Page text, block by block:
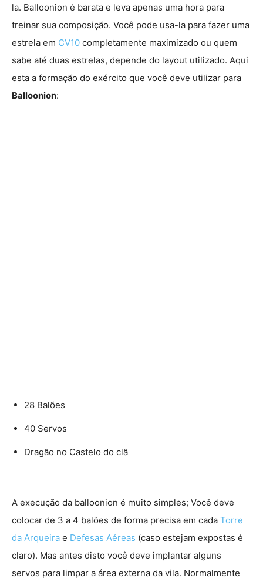
la. Balloonion é barata e leva apenas uma hora para
treinar sua composição. Você pode usa-la para fazer uma
estrela em CV10 completamente maximizado ou quem
sabe até duas estrelas, depende do layout utilizado. Aqui
esta a formação do exército que você deve utilizar para
Balloonion:
28 Balões
40 Servos
Dragão no Castelo do clã
A execução da balloonion é muito simples; Você deve
colocar de 3 a 4 balões de forma precisa em cada Torre
da Arqueira e Defesas Aéreas (caso estejam expostas é
claro). Mas antes disto você deve implantar alguns
servos para limpar a área externa da vila. Normalmente